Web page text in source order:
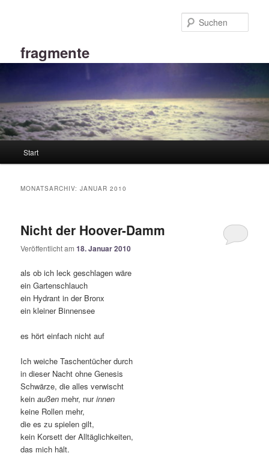
fragmente
Start
MONATSARCHIV:JANUAR 2010
Nicht der Hoover-Damm
Veröffentlicht am18. Januar 2010
als ob ich leck geschlagen wäre
ein Gartenschlauch
ein Hydrant in der Bronx
ein kleiner Binnensee
es hört einfach nicht auf
Ich weiche Taschentücher durch
in dieser Nacht ohne Genesis
Schwärze, die alles verwischt
keinaußen mehr, nurinnen
keine Rollen mehr,
die es zu spielen gilt,
kein Korsett der Alltäglichkeiten,
das mich hält.